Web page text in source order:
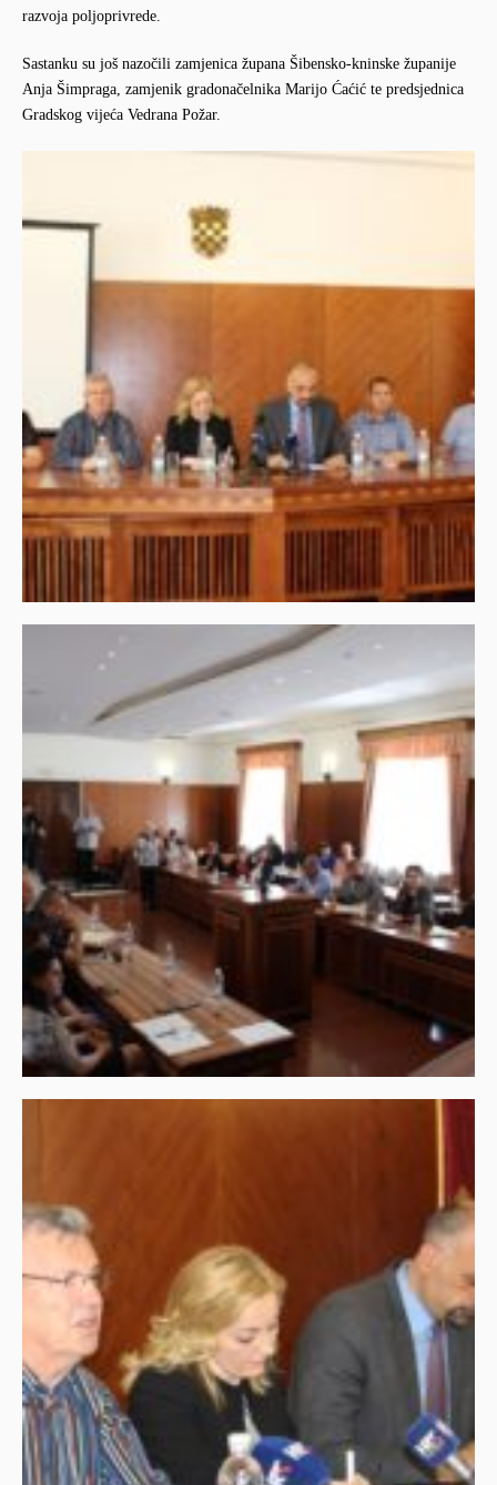
razvoja poljoprivrede.
Sastanku su još nazočili zamjenica župana Šibensko-kninske županije
Anja Šimpraga, zamjenik gradonačelnika Marijo Ćaćić te predsjednica
Gradskog vijeća Vedrana Požar.